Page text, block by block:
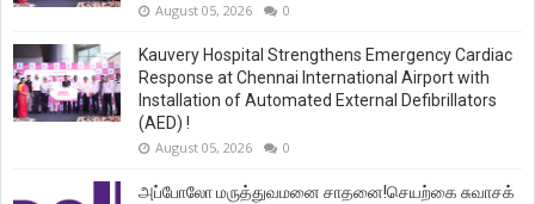
August 05, 2026 0
Kauvery Hospital Strengthens Emergency Cardiac
Response at Chennai International Airport with
Installation of Automated External Defibrillators
(AED) !
August 05, 2026 0
அப்போலோ மருத்துவமனை சாதனை!செயற்கை சுவாசக்